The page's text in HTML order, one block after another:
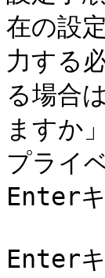
在の設
力する
る場合
ますか
プライ
Enterキ
Enterキ